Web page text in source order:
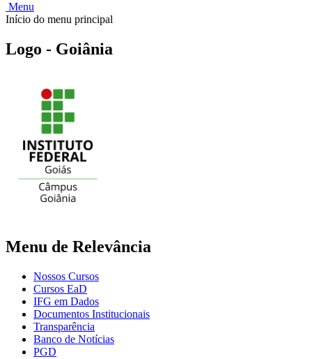
Menu
Início do menu principal
Logo - Goiânia
Menu de Relevância
Nossos Cursos
Cursos EaD
IFG em Dados
Documentos Institucionais
Transparência
Banco de Notícias
PGD